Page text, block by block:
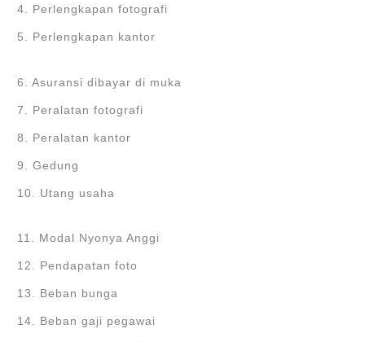
4. Perlengkapan fotografi
5. Perlengkapan kantor
6. Asuransi dibayar di muka
7. Peralatan fotografi
8. Peralatan kantor
9. Gedung
10. Utang usaha
11. Modal Nyonya Anggi
12. Pendapatan foto
13. Beban bunga
14. Beban gaji pegawai